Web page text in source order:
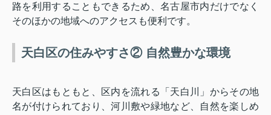
路を利用することもできるため、名古屋市内だけでなく
そのほかの地域へのアクセスも便利です。
天白区の住みやすさ② 自然豊かな環境
天白区はもともと、区内を流れる「天白川」からその地
名が付けられており、河川敷や緑地など、自然を楽しめ